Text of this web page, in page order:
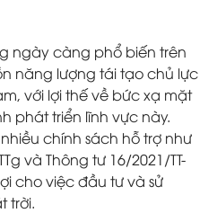
ngày càng phổ biến trên
năng lượng tái tạo chủ lực
với lợi thế về bức xạ mặt
phát triển lĩnh vực này.
chính sách hỗ trợ như
và Thông tư 16/2021/TT-
cho việc đầu tư và sử
trời.